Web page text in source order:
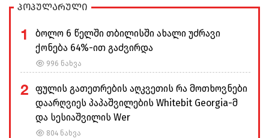
პოპულარული
1
ბოლო 6 წელში თბილისში ახალი უძრავი
ქონება 64%-ით გაძვირდა
996 ნახვა
2
ფულის გათეთრების აღკვეთის რა მოთხოვნები
დაარღვიეს პაპაშვილების Whitebit Georgia-მ
და სესიაშვილის Wer
804 ნახვა